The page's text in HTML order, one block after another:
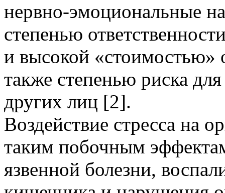
нервно-эмоциональные
степенью
и высокой «стоимостью»
также степенью риска
других лиц [2].
Воздействие стресса на
таким побочным
язвенной болезни,